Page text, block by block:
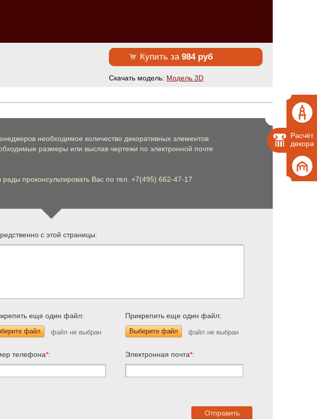
Расчёт
декора
Купить за984 руб
Cкачать модель: Модель 3D
необходимое количество декоративных элементов
размеры или выслав чертежи по электронной почте
проконсультировать Вас по тел. +7(495) 662-47-17
с этой страницы:
еще один файл:
файл
Прикрепить еще один файл:
Выберите файл
телефона*: Электронная почта*: